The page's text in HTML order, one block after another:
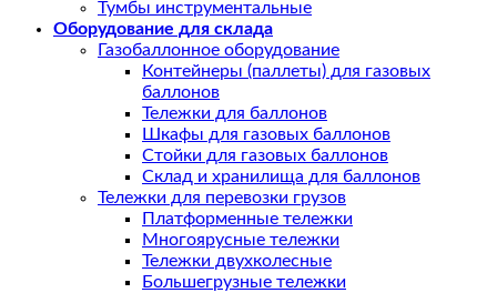
Тумбы инструментальные
Оборудование для склада
Газобаллонное оборудование
Контейнеры (паллеты) для газовых
баллонов
Тележки для баллонов
Шкафы для газовых баллонов
Стойки для газовых баллонов
Склад и хранилища для баллонов
Тележки для перевозки грузов
Платформенные тележки
Многоярусные тележки
Тележки двухколесные
Большегрузные тележки